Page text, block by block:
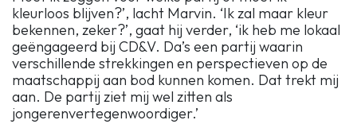
kleurloos blijven?’, lacht Marvin. ‘Ik zal maar kleur
bekennen, zeker?’, gaat hij verder, ‘ik heb me lokaal
geëngageerd bij CD&V. Da’s een partij waarin
verschillende strekkingen en perspectieven op de
maatschappij aan bod kunnen komen. Dat trekt mij
aan. De partij ziet mij wel zitten als
jongerenvertegenwoordiger.’